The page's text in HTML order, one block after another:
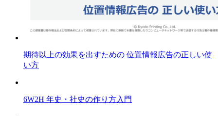
期待以上の効果を出すための 位置情報広告の正しい使
い方
6W2H 年史・社史の作り方入門